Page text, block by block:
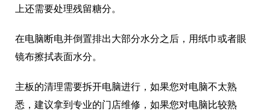
上还需要处理残留糖分。
在电脑断电并倒置排出大部分水分之后，用纸巾或者眼
镜布擦拭表面水分。
主板的清理需要拆开电脑进行，如果您对电脑不太熟
悉，建议拿到专业的门店维修，如果您对电脑比较熟